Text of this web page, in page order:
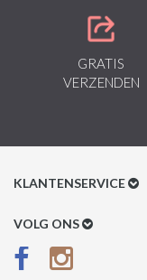
GRATIS
VERZENDEN
KLANTENSERVICE
Klantenservice
Betaalmethoden
VOLG ONS